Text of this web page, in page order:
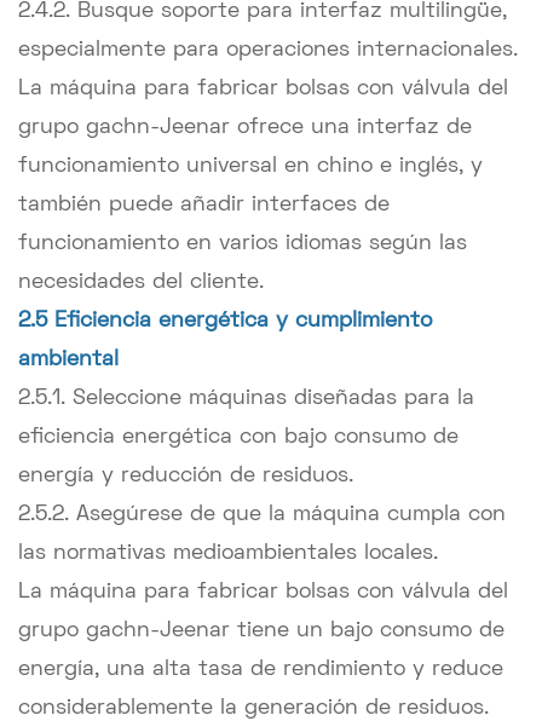
2.4.2. Busque soporte para interfaz multilingüe,
especialmente para operaciones internacionales.
La máquina para fabricar bolsas con válvula del
grupo gachn-Jeenar ofrece una interfaz de
funcionamiento universal en chino e inglés, y
también puede añadir interfaces de
funcionamiento en varios idiomas según las
necesidades del cliente.
2.5 Eficiencia energética y cumplimiento
ambiental
2.5.1. Seleccione máquinas diseñadas para la
eficiencia energética con bajo consumo de
energía y reducción de residuos.
2.5.2. Asegúrese de que la máquina cumpla con
las normativas medioambientales locales.
La máquina para fabricar bolsas con válvula del
grupo gachn-Jeenar tiene un bajo consumo de
energía, una alta tasa de rendimiento y reduce
considerablemente la generación de residuos.